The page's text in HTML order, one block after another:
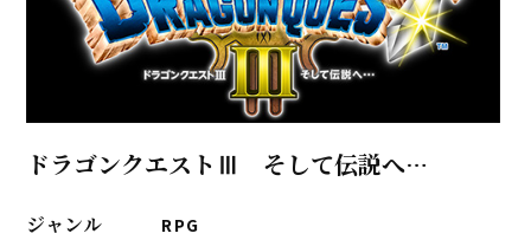
ドラゴンクエストⅢ そして伝説へ…
ジャンル RPG